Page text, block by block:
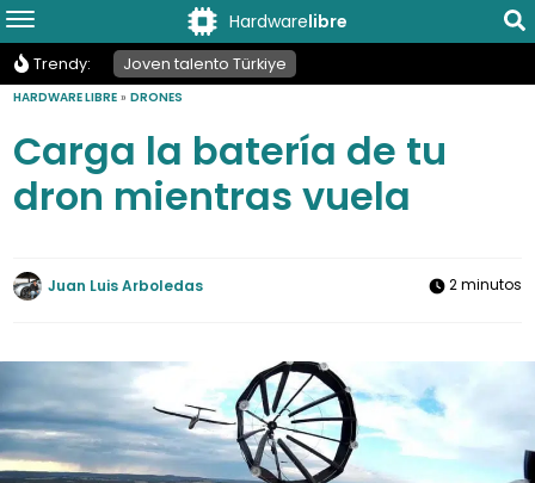
Hardwarelibre
Trendy: Joven talento Türkiye
HARDWARE LIBRE »DRONES
Carga la batería de tu
dron mientras vuela
Juan Luis Arboledas 2 minutos